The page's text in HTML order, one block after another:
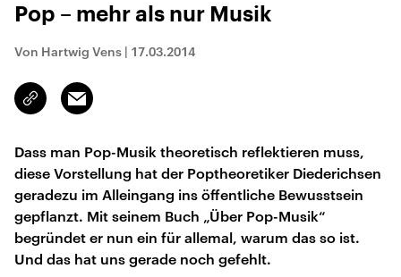
Pop – mehr als nur Musik
Von Hartwig Vens | 17.03.2014
Link
kopieren/teilen
Email
Dass man Pop-Musik theoretisch reflektieren muss,
diese Vorstellung hat der Poptheoretiker Diederichsen
geradezu im Alleingang ins öffentliche Bewusstsein
gepflanzt. Mit seinem Buch „Über Pop-Musik“
begründet er nun ein für allemal, warum das so ist.
Und das hat uns gerade noch gefehlt.